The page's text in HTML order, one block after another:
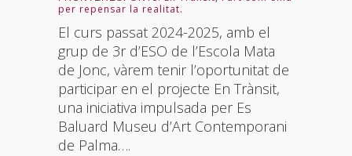
per repensar la realitat.
El curs passat 2024-2025, amb el
grup de 3r d’ESO de l’Escola Mata
de Jonc, vàrem tenir l’oportunitat de
participar en el projecte En Trànsit,
una iniciativa impulsada per Es
Baluard Museu d’Art Contemporani
de Palma….